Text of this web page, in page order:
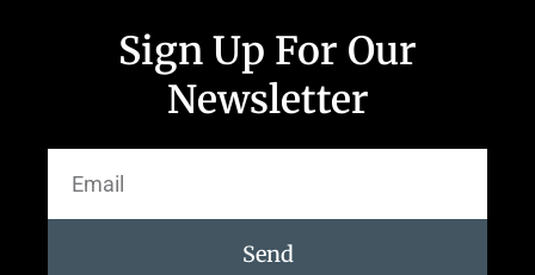
Sign Up For Our
Newsletter
Send